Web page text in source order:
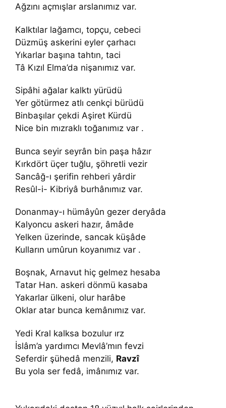
Ağzını açmışlar arslanımız var.
Kalktılar lağamcı, topçu, cebeci
Düzmüş askerini eyler çarhacı
Yıkarlar başına tahtın, taci
Tâ Kızıl Elma’da nişanımız var.
Sipâhi ağalar kalktı yürüdü
Yer götürmez atlı cenkçi bürüdü
Binbaşılar çekdi Aşiret Kürdü
Nice bin mızraklı toğanımız var .
Bunca seyir seyrân bin paşa hâzır
Kırkdört üçer tuğlu, şöhretli vezir
Sancâğ-ı şerifin rehberi yârdir
Resûl-i- Kibriyâ burhânımız var.
Donanmay-ı hümâyûn gezer deryâda
Kalyoncu askeri hazır, âmâde
Yelken üzerinde, sancak küşâde
Kulların umûrun koyanımız var .
Boşnak, Arnavut hiç gelmez hesaba
Tatar Han. askeri dönmü kasaba
Yakarlar ülkeni, olur harâbe
Oklar atar bunca kemânımız var.
Yedi Kral kalksa bozulur ırz
İslâm’a yardımcı Mevlâ’mın fevzi
Seferdir şühedâ menzili, Ravzî
Bu yola ser fedâ, imânımız var.